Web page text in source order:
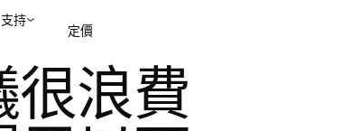
支持
定價
很浪費